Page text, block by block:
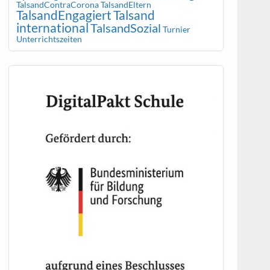
TalsandContraCoronaTalsandEltern
TalsandEngagiertTalsand
internationalTalsandSozial Turnier
Unterrichtszeiten